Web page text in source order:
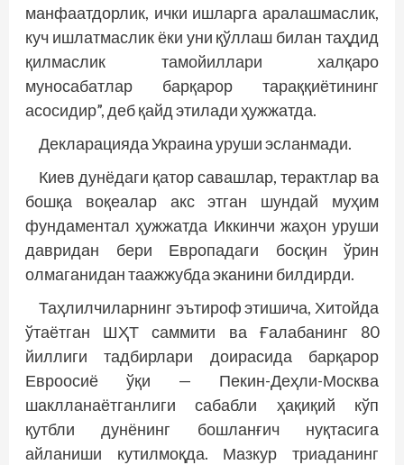
манфаатдорлик, ички ишларга аралашмаслик,
куч ишлатмаслик ёки уни қўллаш билан таҳдид
қилмаслик тамойиллари халқаро
муносабатлар барқарор тараққиётининг
асосидир”, деб қайд этилади ҳужжатда.
Декларацияда Украина уруши эсланмади.
Киев дунёдаги қатор савашлар, терактлар ва
бошқа воқеалар акс этган шундай муҳим
фундаментал ҳужжатда Иккинчи жаҳон уруши
давридан бери Европадаги босқин ўрин
олмаганидан таажжубда эканини билдирди.
Таҳлилчиларнинг эътироф этишича, Хитойда
ўтаётган ШҲТ саммити ва Ғалабанинг 80
йиллиги тадбирлари доирасида барқарор
Евроосиё ўқи — Пекин-Деҳли-Москва
шаклланаётганлиги сабабли ҳақиқий кўп
қутбли дунёнинг бошланғич нуқтасига
айланиши кутилмоқда. Мазкур триаданинг